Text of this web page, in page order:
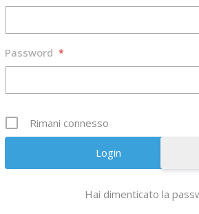
Password *
Rimani connesso
Hai dimenticato la